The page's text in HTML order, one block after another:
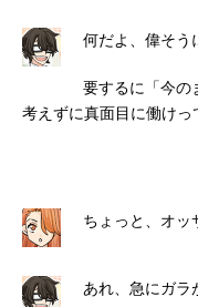
何だよ、偉そう
要するに「今
考えずに真面目に働けっ
ちょっと、オッ
あれ、急にガラ